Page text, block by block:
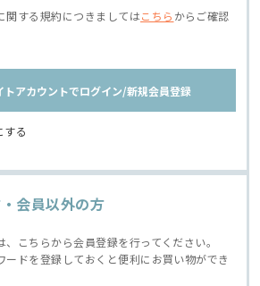
関する規約につきましてはこちら からご確認
トアカウントでログイン/新規会員登録
する
会員以外の方
こちらから会員登録を行ってください。
ードを登録しておくと便利にお買い物ができ